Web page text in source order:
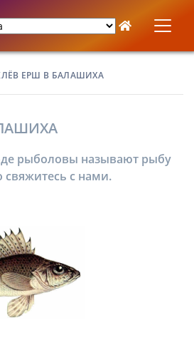
ЕРШ В БАЛАШИХА
рыболовы называют рыбу
свяжитесь с нами.